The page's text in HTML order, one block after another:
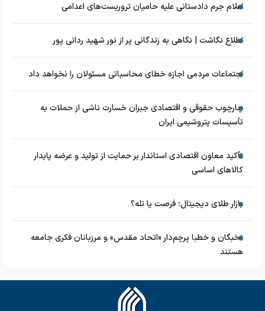
اعلام جرم دادستانی علیه حامیان تروریست‌های اعدامی
اطلاع نگاشت | نگاهی به زندگانی پر از نور شهید ردانی پور
اجتماعات مردمی اجازه خطای محاسباتی مسئولان را نخواهد داد
چارچوب حقوقی و اقتصادی جبران خسارت ناشی از حملات به
تأسیسات پتروشیمی ایران
تأکید معاون اقتصادی استاندار بر حمایت از تولید و عرضه پایدار
کالاهای اساسی
بازار طلای دیجیتال؛ فرصت یا تله؟
نخبگان و خطبا پرچم‌دار «اتحاد مقدس» و مرزبانان فکری جامعه
هستند